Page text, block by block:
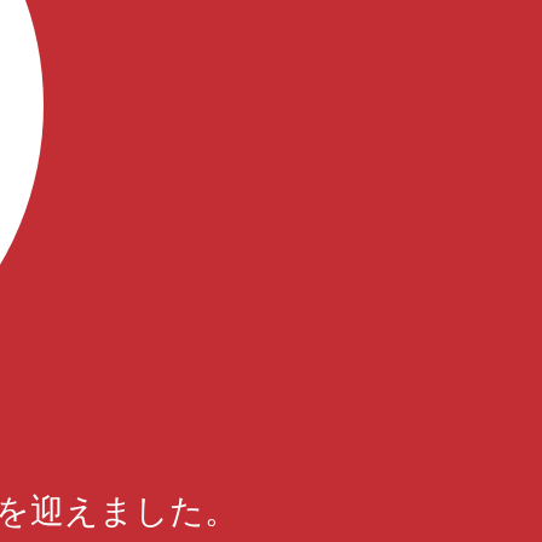
迎えました。